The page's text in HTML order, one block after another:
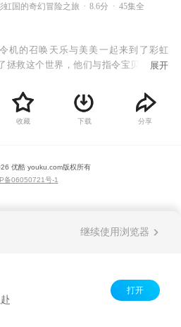
虹国的奇幻冒险之旅 8.6分 45集全
机的召唤天乐与美美一起来到了彩虹
拯救这个世界，他们与指令宝贝红宝开
困难，结识了更多同伴，最终凭着友
正义的力量拯救了彩虹国。
展开
收藏 下载 分享
优酷 youku.com版权所有
备06050721号-1
继续使用浏览器
打开